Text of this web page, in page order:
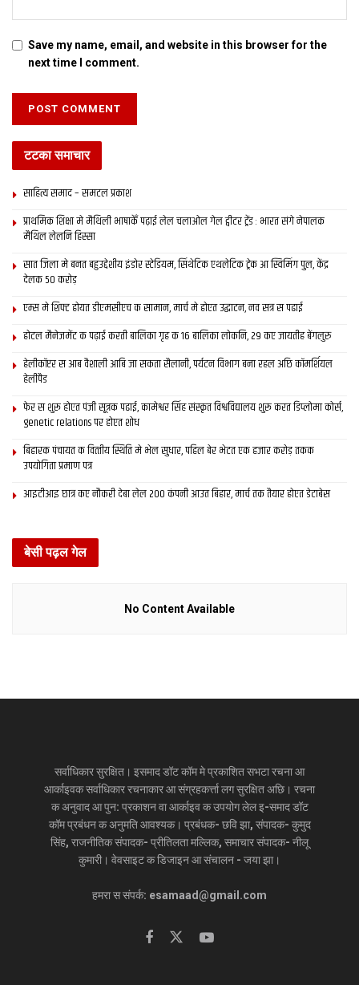
Save my name, email, and website in this browser for the
next time I comment.
टटका समाचार
साहित्य समाद – समटल प्रकाश
प्राथमिक शि‍क्षा मे मैथि‍ली भाषाकेँ पढ़ाई लेल चलाओल गेल ट्वीटर ट्रेंड : भारत संगे नेपालक
मैथिल लेलनि हिस्सा
सात जिला मे बनत बहुउद्देशीय इंडोर स्‍टेडि‍यम, सिंथेटिक एथलेटिक ट्रेक आ स्विमिंग पुल, केंद्र
देलक 50 करोड़
एम्स मे शिफ्ट होयत डीएमसीएच क सामान, मार्च मे होएत उद्घाटन, नव सत्र स पढाई
होटल मैनेजमेंट क पढ़ाई करती बालिका गृह क 16 बालिका लोकनि, 29 कए जायतीह बेंगलुरु
हेलीकॉप्टर स आब वैशाली आबि जा सकता सैलानी, पर्यटन विभाग बना रहल अछि कॉमर्शियल
हेलीपैड
फेर स शुरू होएत पंजी सूत्रक पढाई, कामेश्वर सिंह संस्कृत विश्वविद्यालय शुरू करत डिप्लोमा कोर्स,
genetic relations पर होएत शोध
बिहारक पंचायत क वित्‍तीय स्थिति मे भेल सुधार, पहिल बेर भेटत एक हजार करोड़ तकक
उपयोगिता प्रमाण पत्र
आइटीआइ छात्र कए नौकरी देबा लेल 200 कंपनी आउत बिहार, मार्च तक तैयार होएत डेटाबेस
बेसी पढ़ल गेल
No Content Available
सर्वाधिकार सुरक्षित। इसमाद डॉट कॉम मे प्रकाशित सभटा रचना आ
आर्काइवक सर्वाधिकार रचनाकार आ संग्रहकर्त्ता लग सुरक्षित अछि। रचना
क अनुवाद आ पुन: प्रकाशन वा आर्काइव क उपयोग लेल इ-समाद डॉट
कॉम प्रबंधन क अनुमति आवश्यक। प्रबंधक- छवि झा, संपादक- कुमुद
सिंह, राजनीतिक संपादक- प्रीतिलता मल्लिक, समाचार संपादक- नीलू
कुमारी। वेवसाइट क डिजाइन आ संचालन - जया झा।
हमरा स संपर्क: esamaad@gmail.com